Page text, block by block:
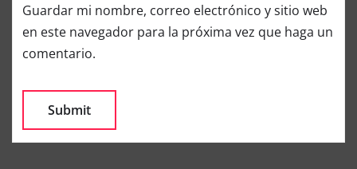
Guardar mi nombre, correo electrónico y sitio web
en este navegador para la próxima vez que haga un
comentario.